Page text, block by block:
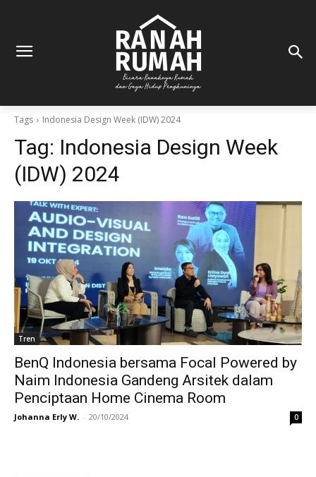
Tags Indonesia Design Week (IDW) 2024
Tag: Indonesia Design Week
(IDW) 2024
Tren
BenQ Indonesia bersama Focal Powered by
Naim Indonesia Gandeng Arsitek dalam
Penciptaan Home Cinema Room
Johanna Erly W. - 20/10/2024 0